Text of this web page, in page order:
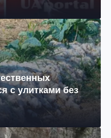
с улитками без